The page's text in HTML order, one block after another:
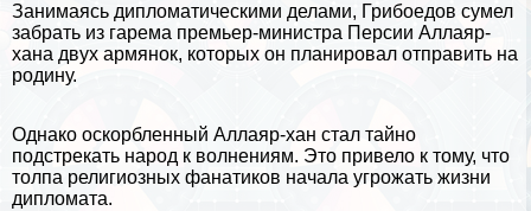
Занимаясь дипломатическими делами, Грибоедов сумел
забрать из гарема премьер-министра Персии Аллаяр-
хана двух армянок, которых он планировал отправить на
родину.
Однако оскорбленный Аллаяр-хан стал тайно
подстрекать народ к волнениям. Это привело к тому, что
толпа религиозных фанатиков начала угрожать жизни
дипломата.